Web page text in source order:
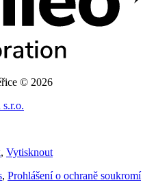
© 2026
, Vytisknout
, Prohlášení o ochraně soukromí